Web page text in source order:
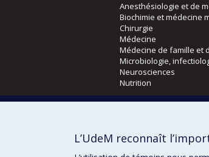
Anesthésiologie et de
Biochimie et médecine
Chirurgie
Médecine
Médecine de famille et
Microbiologie,
Neurosciences
Nutrition
Orthophonie et
L’UdeM reconnaît